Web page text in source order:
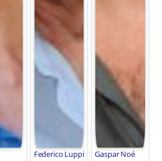
Federico Luppi Gaspar Noé